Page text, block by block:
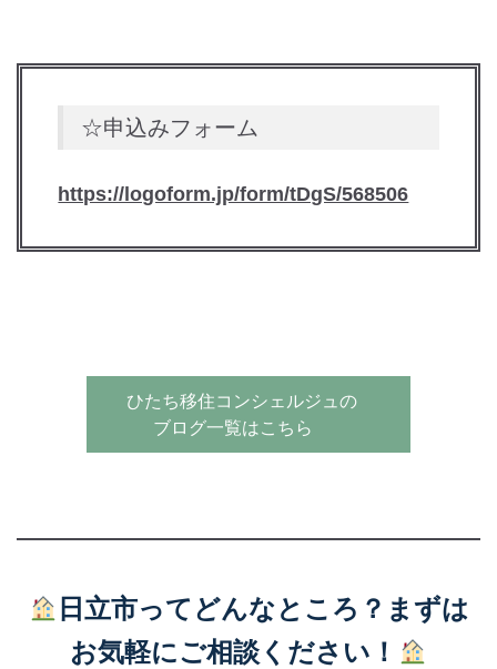
☆申込みフォーム
https://logoform.jp/form/tDgS/568506
ひたち移住コンシェルジュの
ブログ一覧はこちら
日立市ってどんなところ？まずは
お気軽にご相談ください！